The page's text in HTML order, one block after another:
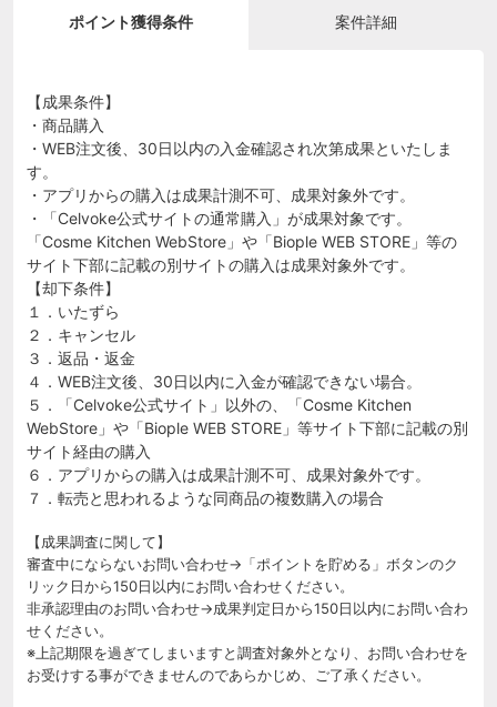
ポイント獲得条件 案件詳細
【成果条件】
・商品購入
・WEB注文後、30日以内の入金確認され次第成果といたしま
す。
・アプリからの購入は成果計測不可、成果対象外です。
・「Celvoke公式サイトの通常購入」が成果対象です。
「Cosme Kitchen WebStore」や「Biople WEB STORE」等の
サイト下部に記載の別サイトの購入は成果対象外です。
【却下条件】
１．いたずら
２．キャンセル
３．返品・返金
４．WEB注文後、30日以内に入金が確認できない場合。
５．「Celvoke公式サイト」以外の、「Cosme Kitchen
WebStore」や「Biople WEB STORE」等サイト下部に記載の別
サイト経由の購入
６．アプリからの購入は成果計測不可、成果対象外です。
７．転売と思われるような同商品の複数購入の場合
【成果調査に関して】
審査中にならないお問い合わせ→「ポイントを貯める」ボタンのク
リック日から150日以内にお問い合わせください。
非承認理由のお問い合わせ→成果判定日から150日以内にお問い合わ
せください。
※上記期限を過ぎてしまいますと調査対象外となり、お問い合わせを
お受けする事ができませんのであらかじめ、ご了承ください。